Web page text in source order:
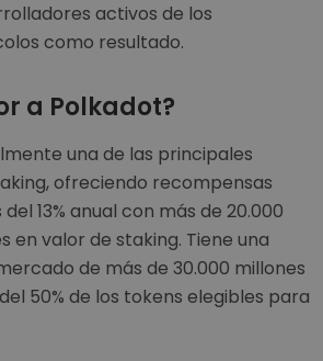
activos de los
como resultado.
a Polkadot?
una de las principales
ofreciendo recompensas
13% anual con más de 20.000
en valor de staking. Tiene una
de más de 30.000 millones
50% de los tokens elegibles para